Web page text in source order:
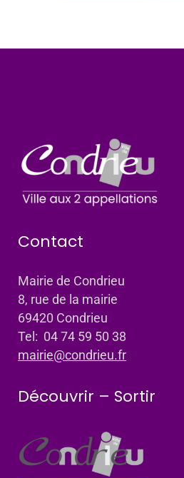
Contact
Mairie de Condrieu
8, rue de la mairie
69420 Condrieu
Tel: 04 74 59 50 38
mairie@condrieu.fr
Découvrir – Sortir